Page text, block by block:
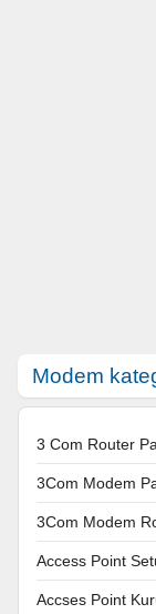
Modem
3 Com Router
3Com Modem
3Com Modem
Access Point
Accses Point